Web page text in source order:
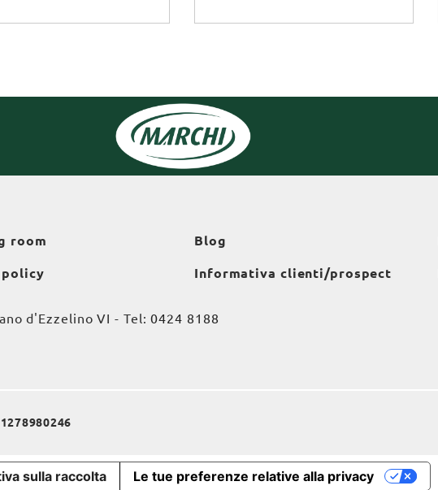
room
policy
Blog
Informativa clienti/prospect
d'Ezzelino VI - Tel:0424 8188
sulla raccolta Le tue preferenze relative alla privacy